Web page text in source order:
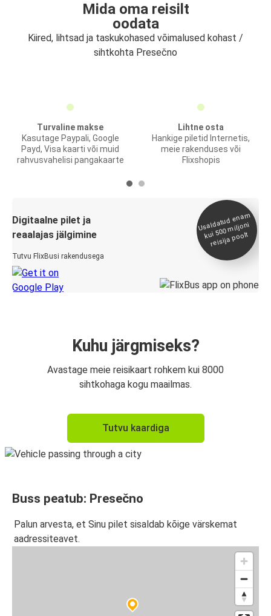
Mida oma reisilt
oodata
Kiired, lihtsad ja taskukohased võimalused kohast /
sihtkohta Presečno
Turvaline makse
Kasutage Paypali, Google
Payd, Visa kaarti või muid
rahvusvahelisi pangakaarte
Lihtne osta
Hankige piletid Internetis,
meie rakenduses või
Flixshopis
Digitaalne pilet ja
reaalajas jälgimine
Tutvu FlixBusi rakendusega
Usaldatud ena
m
kui 500
miljoni
reisija poolt
Kuhu järgmiseks?
Avastage meie reisikaart rohkem kui 8000
sihtkohaga kogu maailmas.
Tutvu kaardiga
Buss peatub: Presečno
Palun arvesta, et Sinu pilet sisaldab kõige värskemat
aadressiteavet.